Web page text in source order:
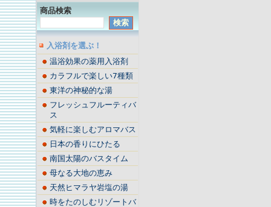
商品検索
入浴剤を選ぶ！
温浴効果の薬用入浴剤
カラフルで楽しい7種類
東洋の神秘的な湯
フレッシュフルーティバ
ス
気軽に楽しむアロマバス
日本の香りにひたる
南国太陽のバスタイム
母なる大地の恵み
天然ヒマラヤ岩塩の湯
時をたのしむリゾートバ